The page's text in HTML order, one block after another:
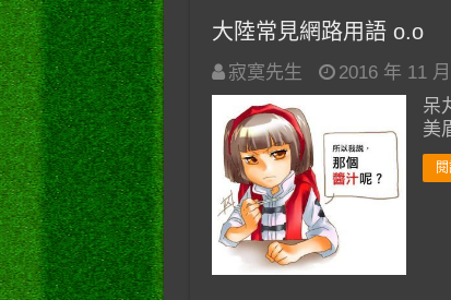
大陸常見網路用語 o.o
寂寞先生 2016 年 11
呆
美